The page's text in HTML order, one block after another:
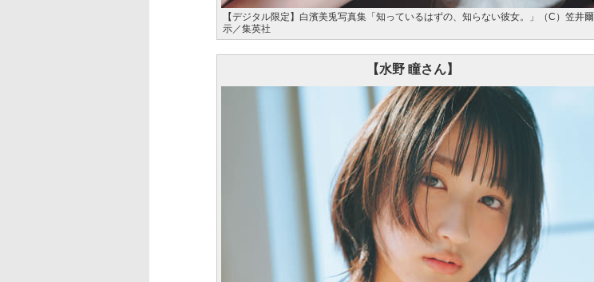
【デジタル限定】白濱美兎写真集「知っているはずの、知らない彼女。」（C）笠井爾
示／集英社
【水野 瞳さん】